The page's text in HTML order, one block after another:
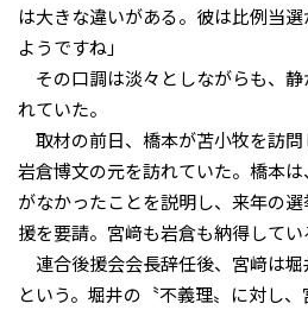
は大きな違いがある。彼は比例当
ようですね」
その口調は淡々としながらも、
れていた。
取材の前日、橋本が苫小牧を訪問
岩倉博文の元を訪れていた。橋本
がなかったことを説明し、来年の
援を要請。宮﨑も岩倉も納得してい
連合後援会会長辞任後、宮﨑は
という。堀井の〝不義理〟に対し